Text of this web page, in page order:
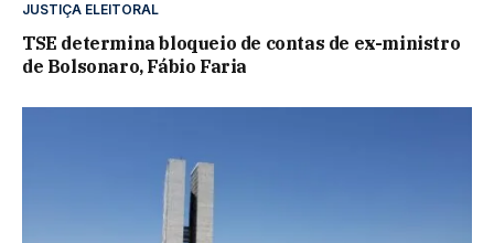
JUSTIÇA ELEITORAL
TSE determina bloqueio de contas de ex-ministro
de Bolsonaro, Fábio Faria